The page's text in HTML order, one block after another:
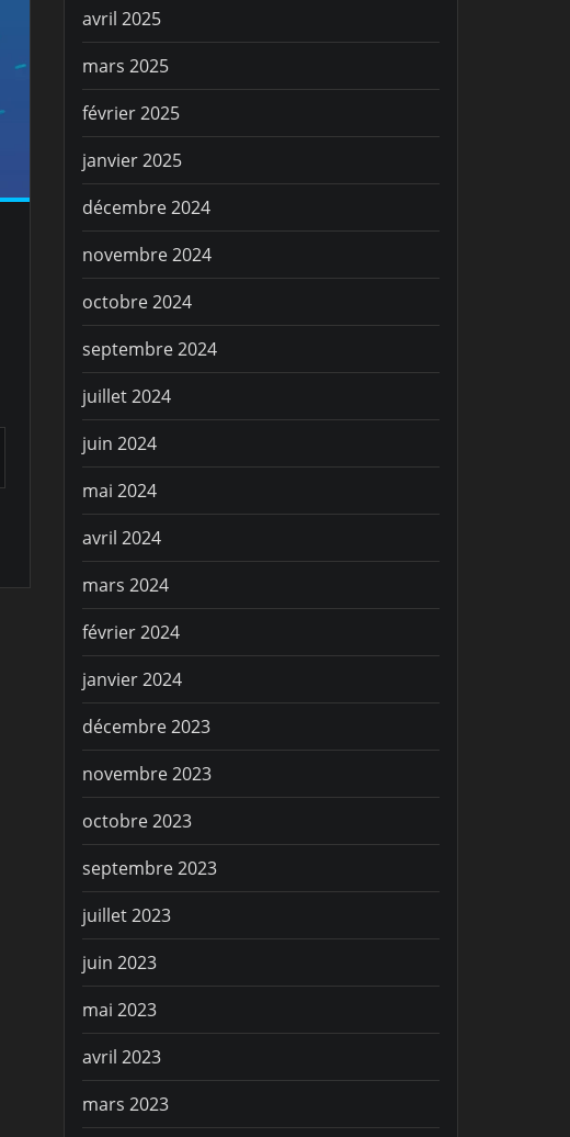
avril 2025
mars 2025
février 2025
janvier 2025
décembre 2024
novembre 2024
octobre 2024
septembre 2024
juillet 2024
juin 2024
mai 2024
avril 2024
mars 2024
février 2024
janvier 2024
décembre 2023
novembre 2023
octobre 2023
septembre 2023
juillet 2023
juin 2023
mai 2023
avril 2023
mars 2023